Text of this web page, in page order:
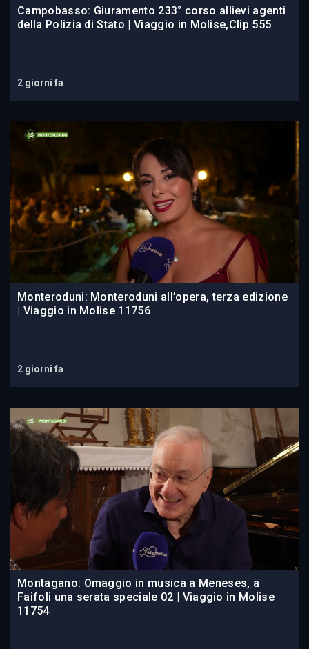
Campobasso: Giuramento 233° corso allievi agenti
della Polizia di Stato | Viaggio in Molise,Clip 555
2 giorni fa
Monteroduni: Monteroduni all’opera, terza edizione
| Viaggio in Molise 11756
2 giorni fa
Montagano: Omaggio in musica a Meneses, a
Faifoli una serata speciale 02 | Viaggio in Molise
11754